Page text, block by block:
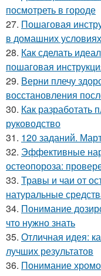
посмотреть в городе
27. Пошаговая
в домашних условиях
28. Как сделать
пошаговая
29. Верни плечу
восстановления
30. Как разработать
руководство
31. 120 заданий.
32. Эффективные
остеопороза:
33. Травы и чаи от
натуральные
34. Понимание
что нужно знать
35. Отличная идея:
лучших результатов
36. Понимание